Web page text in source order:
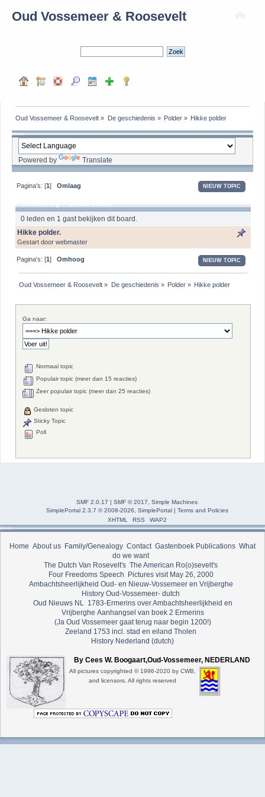
Oud Vossemeer & Roosevelt
Oud Vossemeer & Roosevelt » De geschiedenis » Polder» Hikke polder
Powered by Translate
Pagina's: [1]Omlaag NIEUW TOPIC
Onderwerp/Gestart door
0 leden en 1 gast bekijken dit board.
Hikke polder.
Gestart door webmaster
NIEUW TOPIC
Pagina's: [1]Omhoog
Oud Vossemeer & Roosevelt » De geschiedenis » Polder» Hikke polder
Ga naar:
Normaal topic
Populair topic (meer dan 15 reacties)
Zeer populair topic (meer dan 25 reacties)
Gesloten topic
Sticky Topic
Poll
SMF 2.0.17 | SMF © 2017
Simple Machines
SimplePortal 2.3.7 © 2008-2026, SimplePortal| Terms and Policies
XHTML
RSS WAP2
Home About us Family/Genealogy Contact Gastenboek Publications What
do we want
The Dutch Van Rosevelt's The American Ro(o)sevelt's
Four Freedoms Speech Pictures visit May 26, 2000
Ambachtsheerlijkheid Oud- en Nieuw-Vossemeer en Vrijberghe
History Oud-Vossemeer- dutch
Oud Nieuws NL
1783-Ermerins over Ambachtsheerlijkheid en
Vrijberghe Aanhangsel van boek 2 Ermerins
(Ja Oud Vossemeer gaat terug naar begin 1200!)
Zeeland 1753 incl. stad en eiland Tholen
History Nederland (dutch)
By Cees W. Boogaart,Oud-Vossemeer, NEDERLAND
All pictures copyrighted © 1996-2020 by CWB,
and licensors. All rights reserved